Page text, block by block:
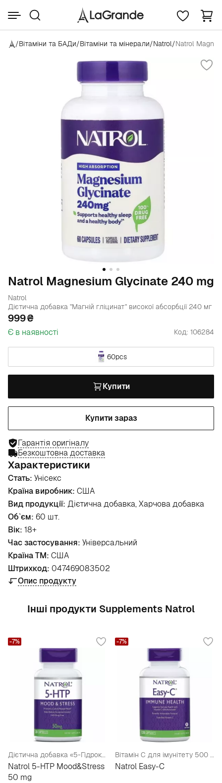
/Вітаміни та БАДи/Вітаміни та мінерали/Natrol/Natrol
Natrol Magnesium Glycinate 240 mg
Natrol
Дієтична добавка "Магній гліцинат" високої абсорбції 240 мг
999
Є в наявності Код: 106284
60pcs
Купити
Купити зараз
Гарантія оригіналу
Безкоштовна доставка
Характеристики
Стать: Унісекс
Країна виробник: США
Вид продукції: Дієтична добавка, Харчова добавка
Об`єм: 60 шт.
Вік: 18+
Час застосування: Універсальний
Країна ТМ: США
Штрихкод: 047469083502
Опис продукту
Інші продукти Supplements Natrol
Дієтична добавка «5-Гідрокситриптофан», 50 мг
Natrol 5-HTP Mood&Stress
50 mg
-7%
Вітамін С для імунітету 500 мг
Natrol Easy-C
-7%